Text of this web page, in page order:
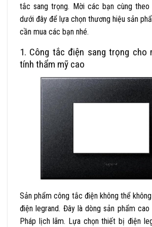
tắc sang trọng. Mời các bạn cùng
dưới đây để lựa chọn thương hiệu sản
cần mua các bạn nhé.
1. Công tắc điện sang trọng cho
tính thẩm mỹ cao
Sản phẩm công tắc điện không thể
điện legrand. Đây là dòng sản phẩm
Pháp lịch lãm. Lựa chọn thiết bị điện